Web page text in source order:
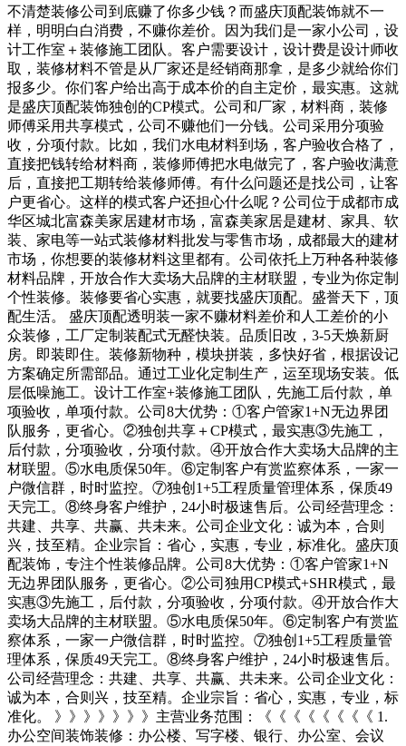
不清楚装修公司到底赚了你多少钱？而盛庆顶配装饰就不一
样，明明白白消费，不赚你差价。因为我们是一家小公司，设
计工作室＋装修施工团队。客户需要设计，设计费是设计师收
取，装修材料不管是从厂家还是经销商那拿，是多少就给你们
报多少。你们客户给出高于成本价的自主定价，最实惠。这就
是盛庆顶配装饰独创的CP模式。公司和厂家，材料商，装修
师傅采用共享模式，公司不赚他们一分钱。公司采用分项验
收，分项付款。比如，我们水电材料到场，客户验收合格了，
直接把钱转给材料商，装修师傅把水电做完了，客户验收满意
后，直接把工期转给装修师傅。有什么问题还是找公司，让客
户更省心。这样的模式客户还担心什么呢？公司位于成都市成
华区城北富森美家居建材市场，富森美家居是建材、家具、软
装、家电等一站式装修材料批发与零售市场，成都最大的建材
市场，你想要的装修材料这里都有。公司依托上万种各种装修
材料品牌，开放合作大卖场大品牌的主材联盟，专业为你定制
个性装修。装修要省心实惠，就要找盛庆顶配。盛誉天下，顶
配生活。 盛庆顶配透明装一家不赚材料差价和人工差价的小
众装修，工厂定制装配式无醛快装。品质旧改，3-5天焕新厨
房。即装即住。装修新物种，模块拼装，多快好省，根据设记
方案确定所需部品。通过工业化定制生产，运至现场安装。低
层低噪施工。设计工作室+装修施工团队，先施工后付款，单
项验收，单项付款。公司8大优势：①客户管家1+N无边界团
队服务，更省心。②独创共享＋CP模式，最实惠③先施工，
后付款，分项验收，分项付款。④开放合作大卖场大品牌的主
材联盟。⑤水电质保50年。⑥定制客户有赏监察体系，一家一
户微信群，时时监控。⑦独创1+5工程质量管理体系，保质49
天完工。⑧终身客户维护，24小时极速售后。公司经营理念：
共建、共享、共赢、共未来。公司企业文化：诚为本，合则
兴，技至精。企业宗旨：省心，实惠，专业，标准化。盛庆顶
配装饰，专注个性装修品牌。公司8大优势：①客户管家1+N
无边界团队服务，更省心。②公司独用CP模式+SHR模式，最
实惠③先施工，后付款，分项验收，分项付款。④开放合作大
卖场大品牌的主材联盟。⑤水电质保50年。⑥定制客户有赏监
察体系，一家一户微信群，时时监控。⑦独创1+5工程质量管
理体系，保质49天完工。⑧终身客户维护，24小时极速售后。
公司经营理念：共建、共享、共赢、共未来。公司企业文化：
诚为本，合则兴，技至精。企业宗旨：省心，实惠，专业，标
准化。 》》》》》》》主营业务范围：《《《《《《《《 1.
办公空间装饰装修：办公楼、写字楼、银行、办公室、会议